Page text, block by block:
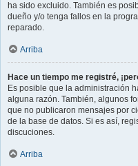
ha sido excluido. También es
dueño y/o tenga fallos en la
reparado.
Arriba
Hace un tiempo me registré,
Es posible que la administración
alguna razón. También, algunos
que no publicaron mensajes por
de la base de datos. Si es así,
discuciones.
Arriba